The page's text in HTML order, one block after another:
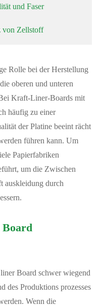
und Faser
von Zellstoff
Rolle bei der Herstellung
oberen und unteren
Kraft-Liner-Boards mit
häufig zu einer
der Platine beeint rächt
führen kann. Um
Papierfabriken
um die Zwischen
auskleidung durch
Board schwer wiegend
des Produktions prozesses
Wenn die